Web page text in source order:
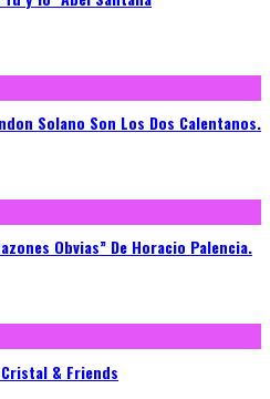
Solano Son Los Dos Calentanos.
Obvias” De Horacio Palencia.
& Friends